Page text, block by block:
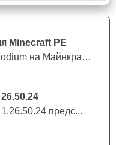
Minecraft PE
Скачайте Мод на Sodium на Майнкрафт П...
предс...
не тот вид
диск отмены.
сменить
канону
мод на ДжоДжо